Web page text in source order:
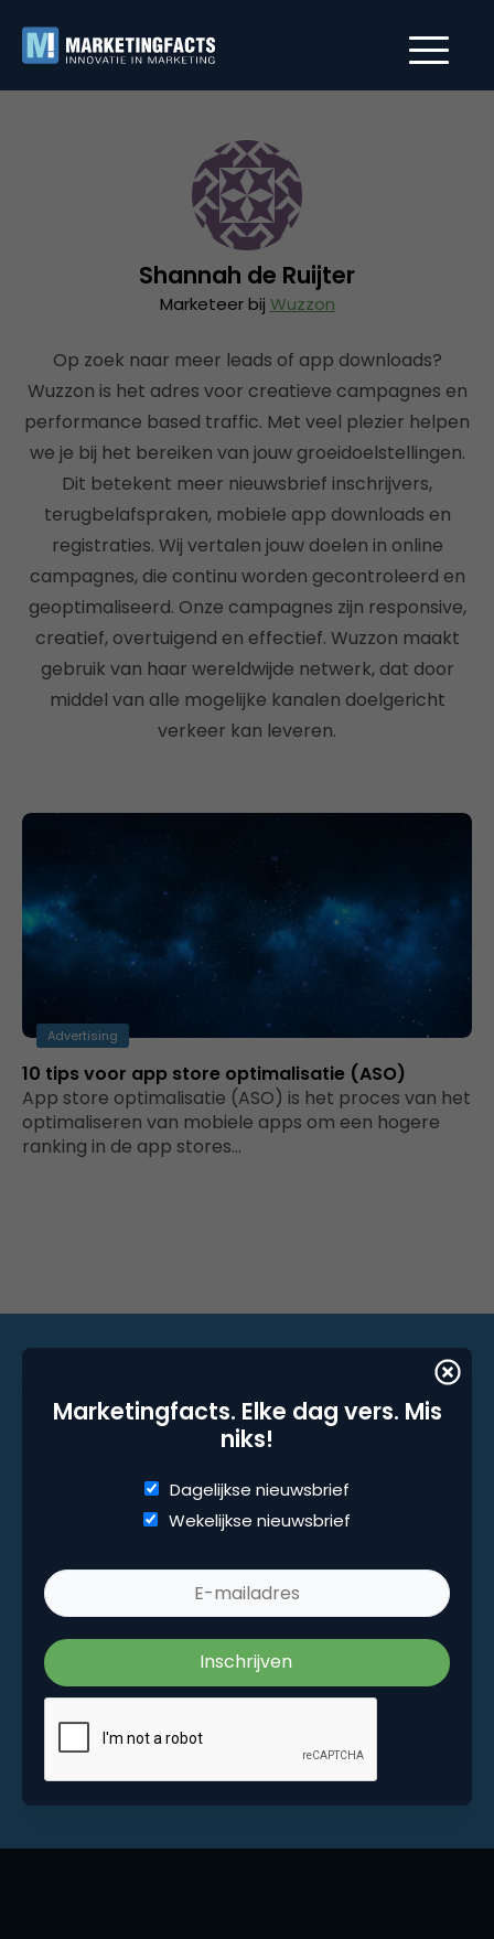
Shannah de Ruijter
Marketeer bij Wuzzon
Op zoek naar meer leads of app downloads?
Wuzzon is het adres voor creatieve campagnes en
performance based traffic. Met veel plezier helpen
we je bij het bereiken van jouw groeidoelstellingen.
Dit betekent meer nieuwsbrief inschrijvers,
terugbelafspraken, mobiele app downloads en
registraties. Wij vertalen jouw doelen in online
campagnes, die continu worden gecontroleerd en
geoptimaliseerd. Onze campagnes zijn responsive,
creatief, overtuigend en effectief. Wuzzon maakt
gebruik van haar wereldwijde netwerk, dat door
middel van alle mogelijke kanalen doelgericht
verkeer kan leveren.
Advertising
10 tips voor app store optimalisatie (ASO)
App store optimalisatie (ASO) is het proces van het
optimaliseren van mobiele apps om een hogere
ranking in de app stores…
Marketingfacts. Elke dag vers. Mis
niks!
Dagelijkse nieuwsbrief
Wekelijkse nieuwsbrief
Marketingfacts. Elke dag vers. Mis niks!
Wekelijkse nieuwsbrief